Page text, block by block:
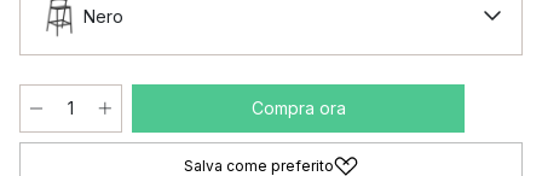
Nero
Compra ora
Salva come preferito